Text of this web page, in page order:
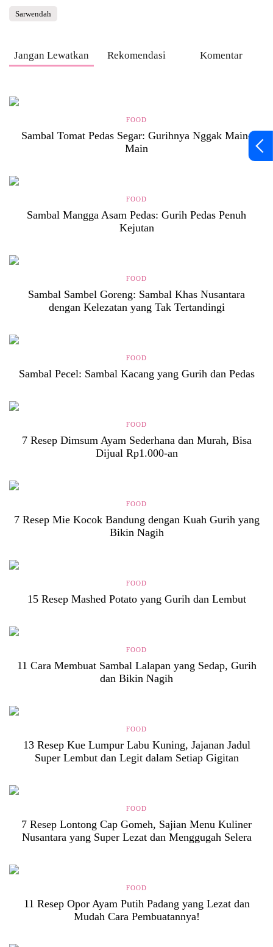
Sarwendah
Jangan Lewatkan Rekomendasi Komentar
FOOD
Sambal Tomat Pedas Segar: Gurihnya Nggak Main-
Main
FOOD
Sambal Mangga Asam Pedas: Gurih Pedas Penuh
Kejutan
FOOD
Sambal Sambel Goreng: Sambal Khas Nusantara
dengan Kelezatan yang Tak Tertandingi
FOOD
Sambal Pecel: Sambal Kacang yang Gurih dan Pedas
FOOD
7 Resep Dimsum Ayam Sederhana dan Murah, Bisa
Dijual Rp1.000-an
FOOD
7 Resep Mie Kocok Bandung dengan Kuah Gurih yang
Bikin Nagih
FOOD
15 Resep Mashed Potato yang Gurih dan Lembut
FOOD
11 Cara Membuat Sambal Lalapan yang Sedap, Gurih
dan Bikin Nagih
FOOD
13 Resep Kue Lumpur Labu Kuning, Jajanan Jadul
Super Lembut dan Legit dalam Setiap Gigitan
FOOD
7 Resep Lontong Cap Gomeh, Sajian Menu Kuliner
Nusantara yang Super Lezat dan Menggugah Selera
FOOD
11 Resep Opor Ayam Putih Padang yang Lezat dan
Mudah Cara Pembuatannya!